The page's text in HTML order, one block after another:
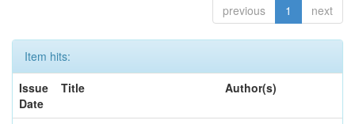
previous 1 next
Item hits:
Issue
Date
Title Author(s)